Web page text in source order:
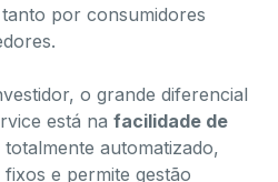
por consumidores
o grande diferencial
está na facilidade de
totalmente automatizado,
e permite gestão